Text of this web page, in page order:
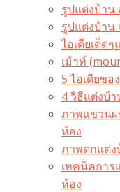
รูปแต่งบ้าน
รูปแต่งบ้าน
ไอเดียเด็ด
เม้าท์
5 ไอเดียข
4 วิธีแต่งบ้
ภาพแขวนผ
ห้อง
ภาพตกแต่ง
เทคนิคการ
ห้อง